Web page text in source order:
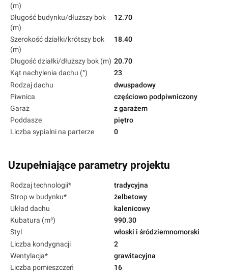
(m)
Długość budynku/dłuższy bok
(m)
12.70
Szerokość działki/krótszy bok
(m)
18.40
Długość działki/dłuższy bok (m) 20.70
Kąt nachylenia dachu (°)
23
Rodzaj dachu
dwuspadowy
Piwnica
częściowo podpiwniczony
Garaż
z garażem
Poddasze
piętro
Liczba sypialni na parterze
0
Uzupełniające parametry projektu
Rodzaj technologii*
tradycyjna
Strop w budynku*
żelbetowy
Układ dachu
kalenicowy
Kubatura (m³)
990.30
Styl
włoski i śródziemnomorski
Liczba kondygnacji
2
Wentylacja*
grawitacyjna
Liczba pomieszczeń
16